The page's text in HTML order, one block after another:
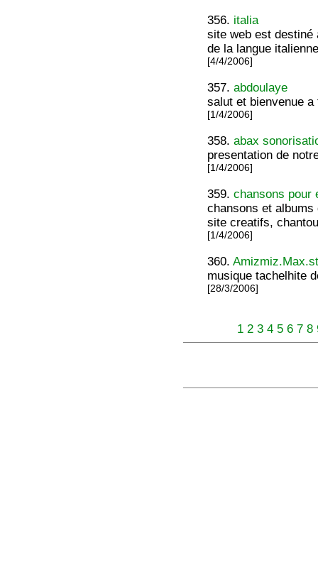
356. italia
site web est destiné
de la langue
[4/4/2006]
357.abdoulaye
salut et bienvenue a
[1/4/2006]
358.abax
presentation de
[1/4/2006]
359.chansons pour
chansons et
site creatifs,
[1/4/2006]
360.
musique tachelhite
[28/3/2006]
1 2 3 4 5 6 7 8